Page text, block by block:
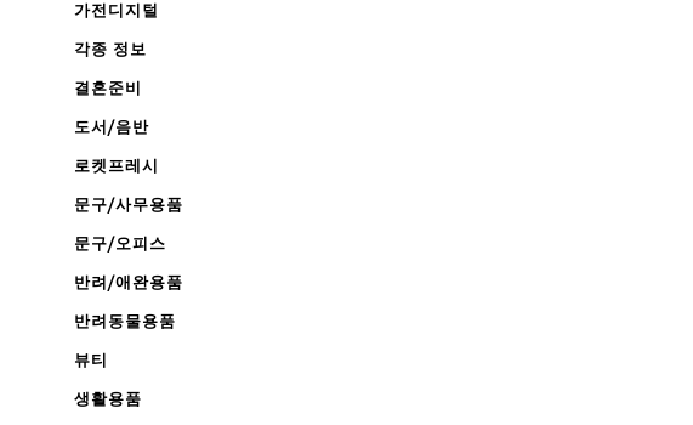
가전디지털
각종 정보
결혼준비
도서/음반
로켓프레시
문구/사무용품
문구/오피스
반려/애완용품
반려동물용품
뷰티
생활용품